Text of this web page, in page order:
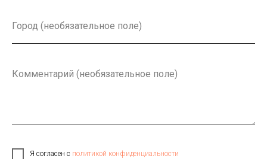
Я согласен с политикой конфиденциальности